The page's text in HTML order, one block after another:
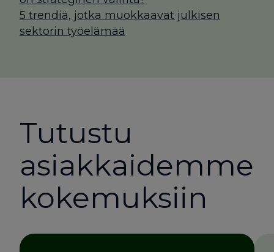
5 trendiä, jotka muokkaavat julkisen
sektorin työelämää
Tutustu
asiakkai­demme
kokemuksiin